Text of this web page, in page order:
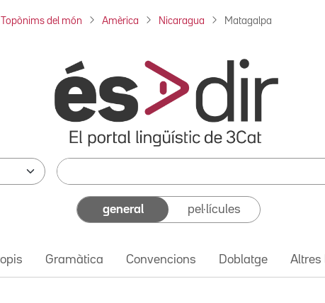
Topònims del món Amèrica Nicaragua Matagalpa
general pel·lícules
Gramàtica Convencions Doblatge Altres